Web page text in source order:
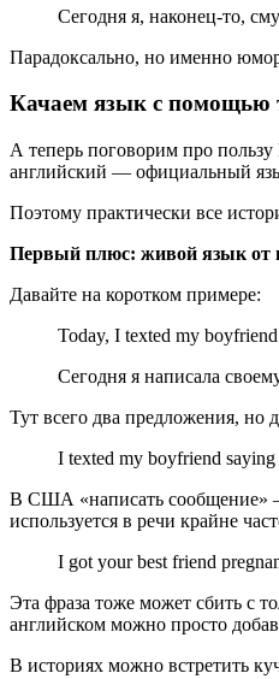
Сегодня я, наконец-то,
Парадоксально, но именно
Качаем язык с помощью
А теперь поговорим про
английский — официальный
Поэтому практически все
Первый плюс: живой язык от
Давайте на коротком примере:
Today, I texted my
Сегодня я написала
Тут всего два предложения, но
I texted my boyfriend
В США «написать сообщение» —
используется в речи крайне
I got your best friend
Эта фраза тоже может сбить с
английском можно просто
В историях можно встретить